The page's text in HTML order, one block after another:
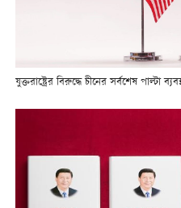
যুক্তরাষ্ট্রের বিরুদ্ধে চীনের সর্বশেষ পাল্টা